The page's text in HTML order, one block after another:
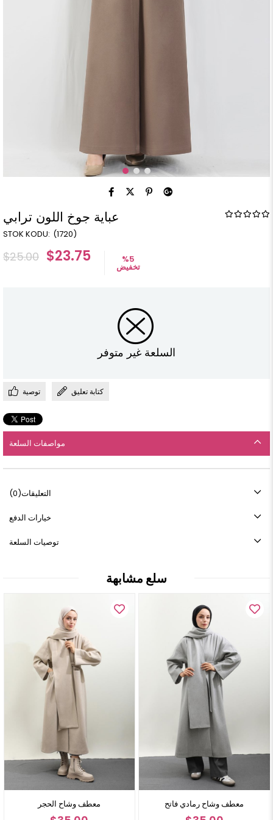
عباية جوخ اللون ترابي
(1720)
$25.00 $23.75 %5
تخفيض
السلعة غير متوفر
توصية كتابة تعليق
مواصفات السلعة
التعليقات(0)
خيارات الدفع
توصيات السلعة
سلع مشابهة
معطف وشاح رمادي فاتح وشاح النعناع